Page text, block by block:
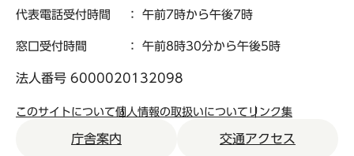
代表電話受付時間 ： 午前7時から午後7時
窓口受付時間 ： 午前8時30分から午後5時
法人番号 6000020132098
このサイトについて個人情報の取扱いについて リンク集
庁舎案内 交通アクセス